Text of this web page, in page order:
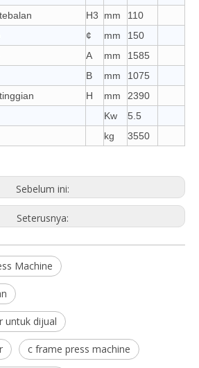
H3 mm
110
¢ mm 150
A mm
1585
B mm
1075
H mm
2390
Kw
5.5
kg 3550
Sebelum ini:
Seterusnya:
Machine
untuk dijual
c frame press machine